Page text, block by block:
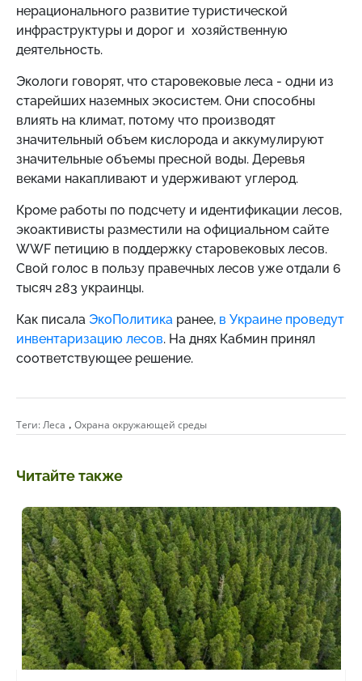
нерационального развитие туристической
инфраструктуры и дорог и хозяйственную
деятельность.
Экологи говорят, что старовековые леса - одни из
старейших наземных экосистем. Они способны
влиять на климат, потому что производят
значительный объем кислорода и аккумулируют
значительные объемы пресной воды. Деревья
веками накапливают и удерживают углерод.
Кроме работы по подсчету и идентификации лесов,
экоактивисты разместили на официальном сайте
WWF петицию в поддержку старовековых лесов.
Свой голос в пользу правечных лесов уже отдали 6
тысяч 283 украинцы.
Как писала ЭкоПолитика ранее, в Украине проведут
инвентаризацию лесов. На днях Кабмин принял
соответствующее решение.
Теги:Леса , Охрана окружающей среды
Читайте также